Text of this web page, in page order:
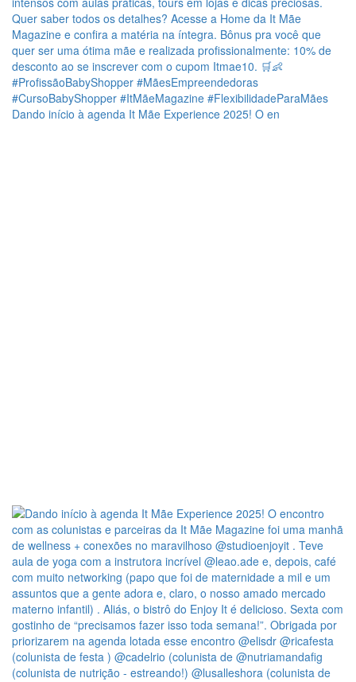
Dando início à agenda It Mãe Experience 2025! O en